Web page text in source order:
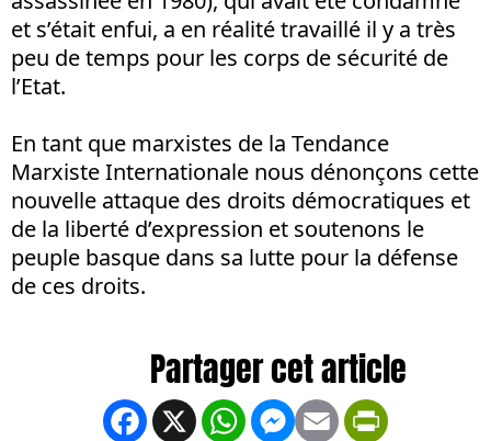
et s’était enfui, a en réalité travaillé il y a très
peu de temps pour les corps de sécurité de
l’Etat.
En tant que marxistes de la Tendance
Marxiste Internationale nous dénonçons cette
nouvelle attaque des droits démocratiques et
de la liberté d’expression et soutenons le
peuple basque dans sa lutte pour la défense
de ces droits.
Facebook
X WhatsApp
Messenger
Email